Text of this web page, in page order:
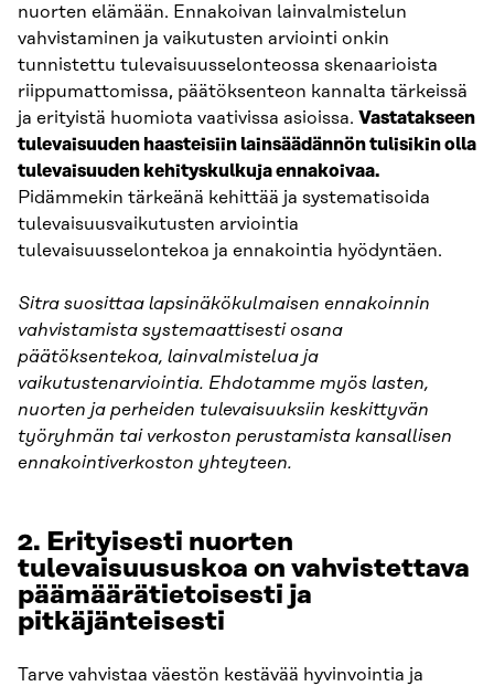
nuorten elämään. Ennakoivan lainvalmistelun
vahvistaminen ja vaikutusten arviointi onkin
tunnistettu tulevaisuusselonteossa skenaarioista
riippumattomissa, päätöksenteon kannalta tärkeissä
ja erityistä huomiota vaativissa asioissa. Vastatakseen
tulevaisuuden haasteisiin lainsäädännön tulisikin olla
tulevaisuuden kehityskulkuja ennakoivaa.
Pidämmekin tärkeänä kehittää ja systematisoida
tulevaisuusvaikutusten arviointia
tulevaisuusselontekoa ja ennakointia hyödyntäen.
Sitra suosittaa lapsinäkökulmaisen ennakoinnin
vahvistamista systemaattisesti osana
päätöksentekoa, lainvalmistelua ja
vaikutustenarviointia. Ehdotamme myös lasten,
nuorten ja perheiden tulevaisuuksiin keskittyvän
työryhmän tai verkoston perustamista kansallisen
ennakointiverkoston yhteyteen.
2. Erityisesti nuorten
tulevaisuususkoa on vahvistettava
päämäärätietoisesti ja
pitkäjänteisesti
Tarve vahvistaa väestön kestävää hyvinvointia ja